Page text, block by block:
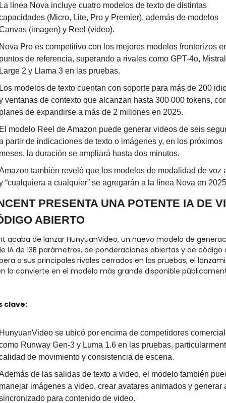
línea Nova incluye cuatro modelos de texto de distintas
(Micro, Lite, Pro y Premier), además de modelos
(imagen) y Reel (video).
Pro es competitivo con los mejores modelos fronterizos
de referencia, superando a rivales como GPT-4o, Mistral
2 y Llama 3 en las pruebas.
modelos de texto cuentan con soporte para más de 200
ventanas de contexto que alcanzan hasta 300 000 tokens,
de expandirse a más de 2 millones en 2025.
modelo Reel de Amazon puede generar videos de seis
partir de indicaciones de texto o imágenes y, en los próximos
la duración se ampliará hasta dos minutos.
también reveló que los modelos de modalidad de voz
“cualquiera a cualquier” se agregarán a la línea Nova en
PRESENTA UNA POTENTE IA DE
ABIERTO
acaba de lanzar HunyuanVideo, un nuevo modelo de
IA de 13B parámetros, de ponderaciones abiertas y de código
a sus principales rivales cerrados en las pruebas; el
lo convierte en el modelo más grande disponible
clave:
se ubicó por encima de competidores
Runway Gen-3 y Luma 1.6 en las pruebas,
de movimiento y consistencia de escena.
de las salidas de texto a video, el modelo también
imágenes a video, crear avatares animados y generar
para contenido de video.